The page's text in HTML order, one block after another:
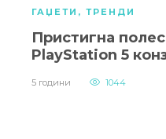
ГАЏЕТИ , ТРЕНДИ
Пристигна
PlayStation 5
5 години 1044